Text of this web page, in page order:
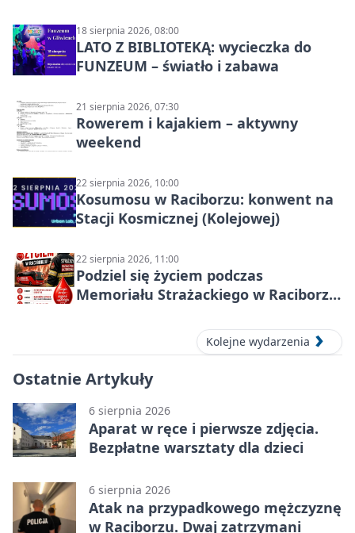
18 sierpnia 2026, 08:00
LATO Z BIBLIOTEKĄ: wycieczka do
FUNZEUM – światło i zabawa
21 sierpnia 2026, 07:30
Rowerem i kajakiem – aktywny
weekend
22 sierpnia 2026, 10:00
Kosumosu w Raciborzu: konwent na
Stacji Kosmicznej (Kolejowej)
22 sierpnia 2026, 11:00
Podziel się życiem podczas
Memoriału Strażackiego w Raciborzu
Kolejne wydarzenia
Ostatnie Artykuły
6 sierpnia 2026
Aparat w ręce i pierwsze zdjęcia.
Bezpłatne warsztaty dla dzieci
6 sierpnia 2026
Atak na przypadkowego mężczyznę
w Raciborzu. Dwaj zatrzymani